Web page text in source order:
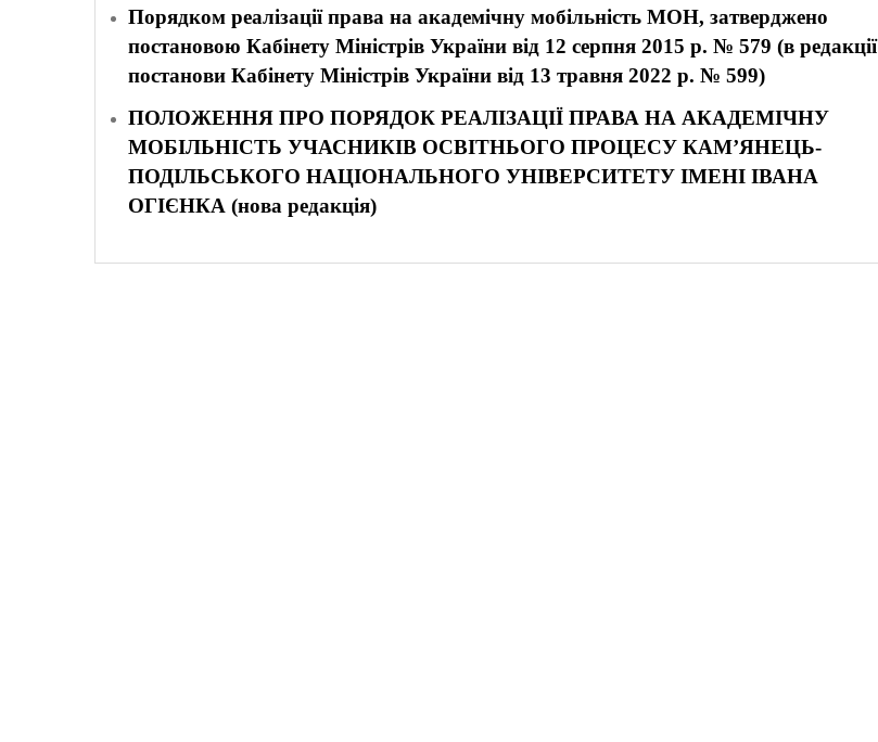
Порядком реалізації права на академічну мобільність МОН, затверджено
постановою Кабінету Міністрів України від 12 серпня 2015 р. № 579 (в редакції
постанови Кабінету Міністрів України від 13 травня 2022 р. № 599)
ПОЛОЖЕННЯ ПРО ПОРЯДОК РЕАЛІЗАЦІЇ ПРАВА НА АКАДЕМІЧНУ
МОБІЛЬНІСТЬ УЧАСНИКІВ ОСВІТНЬОГО ПРОЦЕСУ КАМ’ЯНЕЦЬ-
ПОДІЛЬСЬКОГО НАЦІОНАЛЬНОГО УНІВЕРСИТЕТУ ІМЕНІ ІВАНА
ОГІЄНКА (нова редакція)